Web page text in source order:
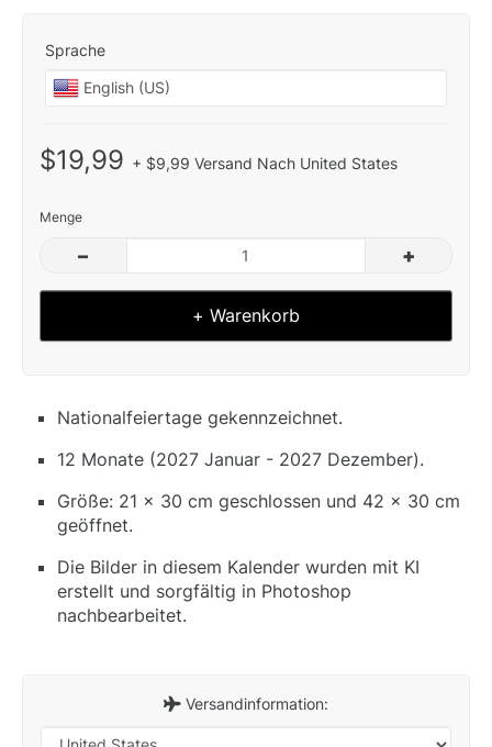
Sprache
$19,99 + $9,99 Versand Nach United States
Menge
– +
+ Warenkorb
Nationalfeiertage gekennzeichnet.
12 Monate (2027 Januar - 2027 Dezember).
Größe: 21 x 30 cm geschlossen und 42 x 30 cm
geöffnet.
Die Bilder in diesem Kalender wurden mit KI
erstellt und sorgfältig in Photoshop
nachbearbeitet.
Versandinformation: